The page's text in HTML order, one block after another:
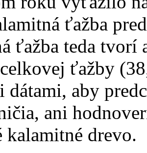
ťažba
ťažba teda
ťažby
dátami, aby
ani
kalamitné drevo.